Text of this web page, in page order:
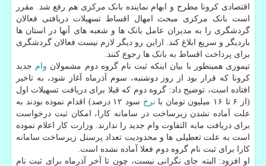
اقتصادی کرونا مطرح و ابهام نماینده بانک مرکزی هم رفع شد. مقرر
است بانک مرکزی مبحث امهال اقساط تسهیلات دریافتی فعالان
گردشگری را به مدیران عامل بانک ها و شعبه های آنها در استان ها
باردیگر و سریع ابلاغ کند. ازاین رو دیگر لازم نیست فعالان گردشگری
برای پرداخت اقساط به بانک ها رجوع کنند.
تیموری همینطور با بیان اینکه ثبت نام گروه دوم مشمولان وام جدید
کرونا که قرار بود از روز دوشنبه، سوم آذرماه آغاز شود، به تاخیر
افتاده است، توضیح داد: گروه دوم که قبلا برای دریافت تسهیلات اول
(از ۶ تا ۱۶ میلیون تومان با
نرخ
سود ۱۲ درصد) اقدام نموده بودند به
علت آماده نشدن زیرساخت در سامانه کارا، امکان ثبت درخواست
برای دریافت مابه التفاوت وام جدید را ندارند. وزارت کار اعلام نموده
است به علت تعطیلی ها و محدودیت تعداد پرسنل زیرساخت سامانه
کارا برای ثبت نام گروه دوم فعلا آماده نشده است.
او افزود: البته جای نگرانی نیست، چون تا آخر آذرماه برای ثبت نام